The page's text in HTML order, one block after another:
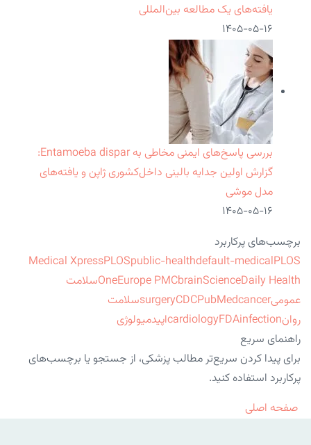
یافته‌های یک مطالعه بین‌المللی
۱۴۰۵-۰۵-۱۶
بررسی پاسخ‌های ایمنی مخاطی به Entamoeba dispar:
گزارش اولین جدایه بالینی داخل‌کشوری ژاپن و یافته‌های
مدل موشی
۱۴۰۵-۰۵-۱۶
برچسب‌های پرکاربرد
Medical XpressPLOSpublic-healthdefault-medicalPLOS
OneEurope PMCbrainScienceDaily Health
سلامت
عمومی
surgeryCDCPubMedcancer
سلامت
روان
cardiologyFDAinfection
اپیدمیولوژی
راهنمای سریع
برای پیدا کردن سریع‌تر مطالب پزشکی، از جستجو یا برچسب‌های
پرکاربرد استفاده کنید.
صفحه اصلی